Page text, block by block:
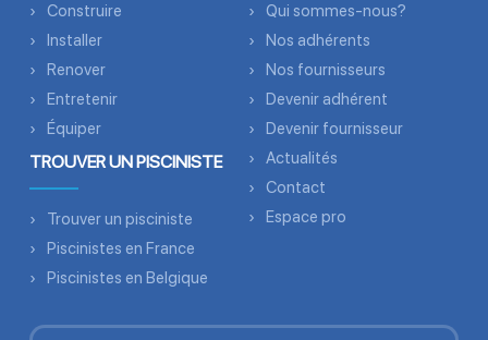
Construire
Installer
Renover
Entretenir
Équiper
TROUVER UN PISCINISTE
Trouver un pisciniste
Piscinistes en France
Piscinistes en Belgique
Qui sommes-nous?
Nos adhérents
Nos fournisseurs
Devenir adhérent
Devenir fournisseur
Actualités
Contact
Espace pro